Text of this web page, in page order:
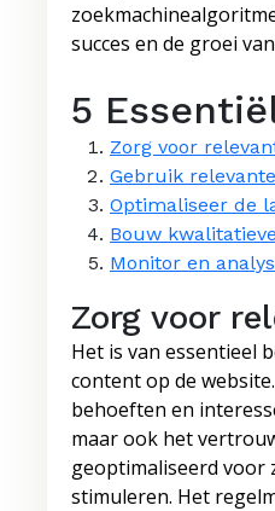
succes en de groei
5
Zorg voor
Gebruik
Optimaliseer de
Bouw
Monitor en
Zorg voor
Het is van essentieel
content op de
behoeften en
maar ook het
geoptimaliseerd voor
stimuleren. Het